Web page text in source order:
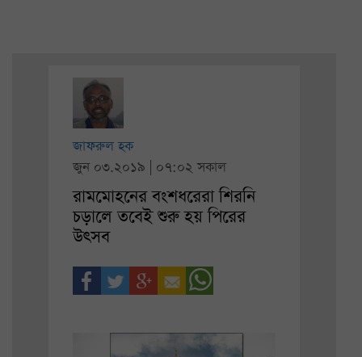
জাফরুল হক
জুন ০৩.২০১৯ | ০৭:০২ সকাল
রামমোহনের বংশধরেরা শিরনি
চড়ালে তবেই শুরু হয় পিরের
উৎসব